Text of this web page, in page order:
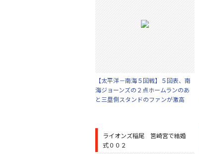
【太平洋－南海５回戦】５回表、南
海ジョーンズの２点ホームランのあ
と三塁側スタンドのファンが激高
ライオンズ稲尾 筥崎宮で結婚
式００２